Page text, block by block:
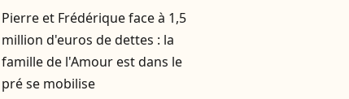
Pierre et Frédérique face à 1,5
million d'euros de dettes : la
famille de l'Amour est dans le
pré se mobilise